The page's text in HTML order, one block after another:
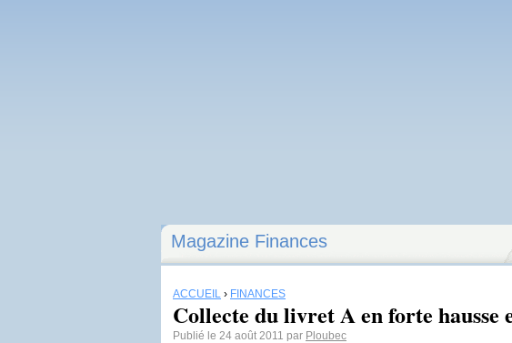
Magazine Finances
ACCUEIL › FINANCES
Collecte du livret A en forte hausse
Publié le 24 août 2011 par Ploubec